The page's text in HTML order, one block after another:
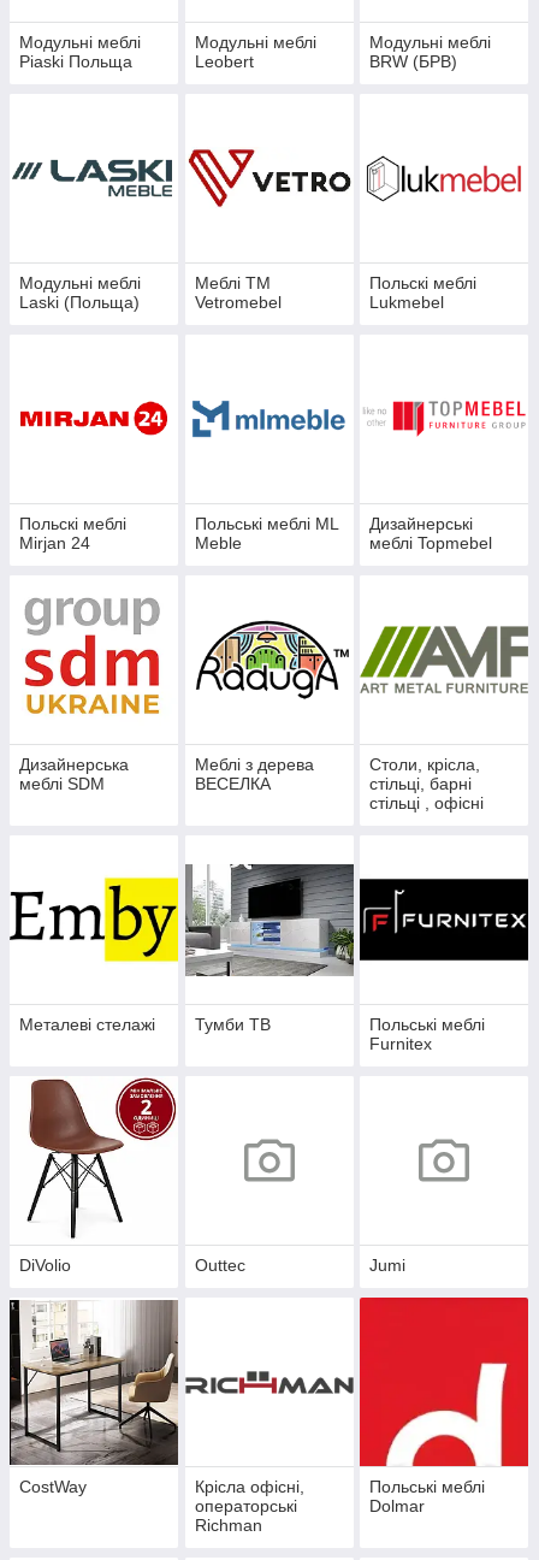
Модульні меблі
Piaski Польща
Модульні меблі
Leobert
Модульні меблі
BRW (БРВ)
Модульні меблі
Laski (Польща)
Меблі TM
Vetromebel
Польскі меблі
Lukmebel
Польскі меблі
Mirjan 24
Польські меблі ML
Meble
Дизайнерські
меблі Topmebel
Дизайнерська
меблі SDM
Меблі з дерева
ВЕСЕЛКА
Столи, крісла,
стільці, барні
стільці , офісні
Металеві стелажі Тумби ТВ
Польські меблі
Furnitex
DiVolio Outtec Jumi
CostWay
Крісла офісні,
операторські
Richman
Польські меблі
Dolmar